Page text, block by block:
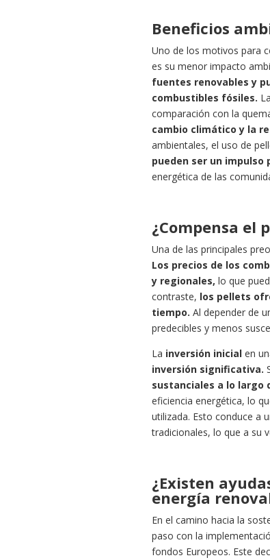
Beneficios
Uno de los motivos para
es su menor impacto
fuentes renovables y
combustibles fósiles.
comparación con la
cambio climático y la
ambientales, el uso de
pueden ser un impulso
energética de las
¿Compensa el
Una de las principales
Los precios de los
y regionales, lo que
contraste, los pellets
tiempo.Al depender de
predecibles y menos
La inversión inicial en
inversión significativa.
sustanciales a lo largo
eficiencia energética, lo
utilizada. Esto conduce a
tradicionales, lo que a su
¿Existen
energía
En el camino hacia la
paso con la
fondos Europeos. Este